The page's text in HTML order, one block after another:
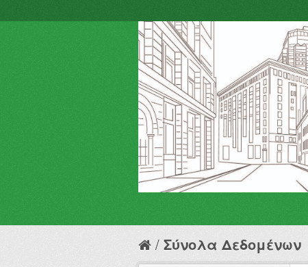
Σύνολα Δεδομένων